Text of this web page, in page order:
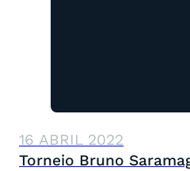
16 ABRIL 2022
Torneio Bruno